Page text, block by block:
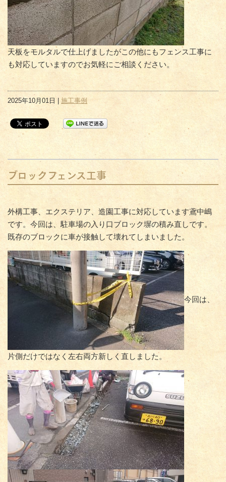
天板をモルタルで仕上げましたがこの他にもフェンス工事に
も対応していますのでお気軽にご相談ください。
2025年10月01日 | 施工事例
ブロックフェンス工事
外構工事、エクステリア、造園工事に対応しています鳶中嶋
です。今回は、駐車場の入り口ブロック塀の積み直しです。
既存のブロックに車が接触して壊れてしまいました。
今回は、
片側だけではなく左右両方新しく直しました。